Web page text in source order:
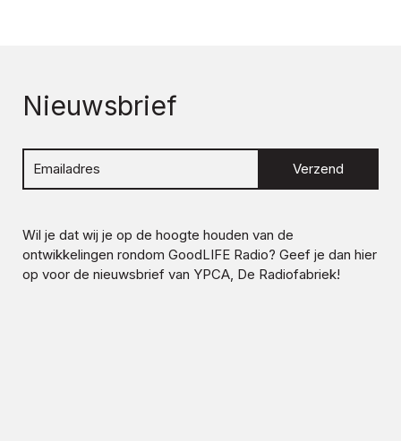
Nieuwsbrief
Verzend
Wil je dat wij je op de hoogte houden van de
ontwikkelingen rondom GoodLIFE Radio? Geef je dan hier
op voor de nieuwsbrief van YPCA, De Radiofabriek!